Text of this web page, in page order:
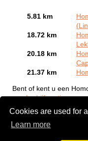
Cookies are used for
Learn more
5.81 km
18.72 km
20.18 km
21.37 km
Bent of kent u een
een bedrijf gratis aan